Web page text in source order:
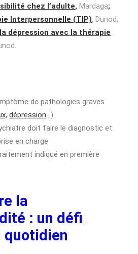
chez l’adulte, Mardaga;
Interpersonnelle (TIP), Dunod;
dépression avec la thérapie
de pathologies graves
dépression…)
doit faire le diagnostic et
en charge
indiqué en première
la
: un défi
quotidien